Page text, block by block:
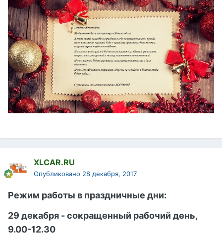
XLCAR.RU
Опубликовано 28 декабря, 2017
Режим работы в праздничные дни:
29 декабря - сокращенный рабочий день,
9.00-12.30